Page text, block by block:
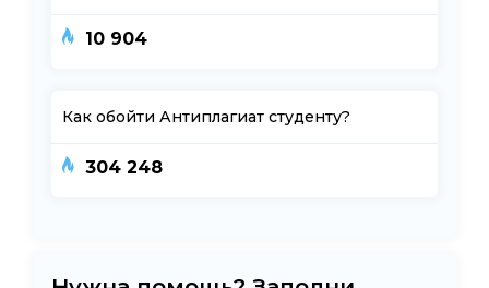
10 904
Как обойти Антиплагиат студенту?
304 248